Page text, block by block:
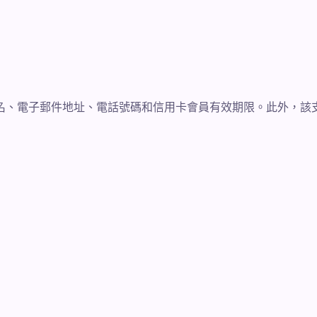
電子郵件地址、電話號碼和信用卡會員有效期限。此外，